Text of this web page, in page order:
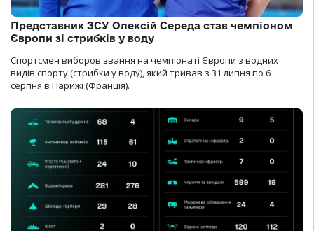
Представник ЗСУ Олексій Середа став чемпіоном
Європи зі стрибків у воду
Спортсмен виборов звання на чемпіонаті Європи з водних
видів спорту (стрибки у воду), який тривав з 31 липня по 6
серпня в Парижі (Франція).